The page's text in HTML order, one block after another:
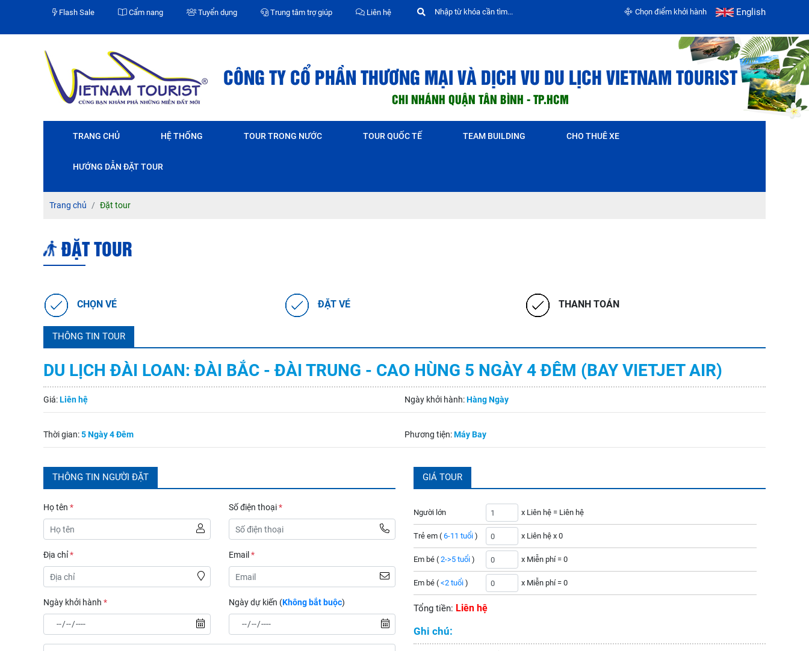
Flash Sale Cẩm nang Tuyển dụng Trung tâm trợ giúp Liên hệ English
Chọn điểm khởi hành
CÔNG TY CỔ PHẦN THƯƠNG MẠI VÀ DỊCH VU DU LỊCH VIETNAM TOURIST
CHI NHÁNH QUẬN TÂN BÌNH - TP.HCM
TRANG CHỦ HỆ THỐNG TOUR TRONG NƯỚC TOUR QUỐC TẾ TEAM BUILDING CHO THUÊ XE
HƯỚNG DẪN ĐẶT TOUR
Trang chủ Đặt tour
ĐẶT TOUR
CHỌN VÉ ĐẶT VÉ THANH TOÁN
THÔNG TIN TOUR
DU LỊCH ĐÀI LOAN: ĐÀI BẮC - ĐÀI TRUNG - CAO HÙNG 5 NGÀY 4 ĐÊM (BAY VIETJET AIR)
Giá:Liên hệ Ngày khởi hành:Hàng Ngày
Thời gian:5 Ngày 4 Đêm Phương tiện:Máy Bay
THÔNG TIN NGƯỜI ĐẶT
Họ tên * Số điện thoại*
Địa chỉ* Email *
Ngày khởi hành * Ngày dự kiến (Không bắt buộc)
GIÁ TOUR
Người lớn
Trẻ em ( 6-11 tuổi )
Em bé ( 2->5 tuổi )
Em bé ( <2 tuổi )
x Liên hệ = Liên hệ
x Liên hệ x 0
x Miễn phí = 0
x Miễn phí = 0
Tổng tiền: Liên hệ
Ghi chú: